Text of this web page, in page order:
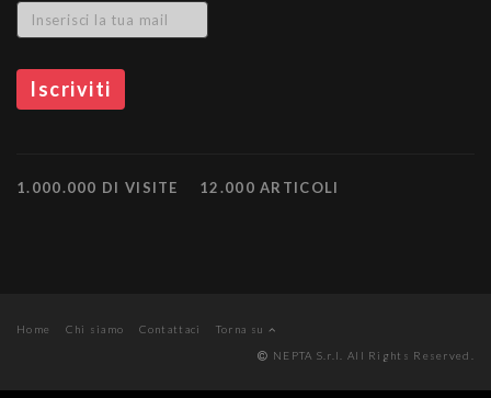
1.000.000 DI VISITE 12.000 ARTICOLI
Home Chi siamo Contattaci
Torna su
NEPTA S.r.l. All Rights Reserved.